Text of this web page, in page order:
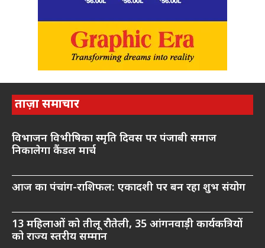
ताज़ा समाचार
विभाजन विभीषिका स्मृति दिवस पर पंजाबी समाज
निकालेगा कैंडल मार्च
आज का पंचांग-राशिफल: एकादशी पर बन रहा शुभ संयोग
13 महिलाओं को तीलू रौतेली, 35 आंगनवाड़ी कार्यकत्रियों
को राज्य स्तरीय सम्मान